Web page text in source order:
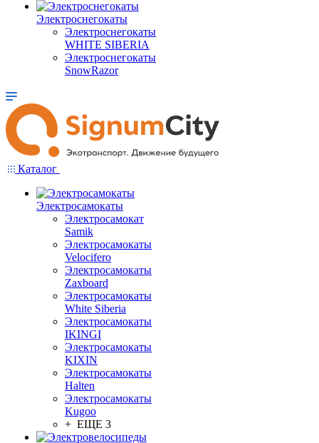
Электроснегокаты
Электроснегокаты
WHITE SIBERIA
Электроснегокаты
SnowRazor
Каталог
Электросамокаты
Электросамокат
Samik
Электросамокаты
Velocifero
Электросамокаты
Zaxboard
Электросамокаты
White Siberia
Электросамокаты
IKINGI
Электросамокаты
KIXIN
Электросамокаты
Halten
Электросамокаты
Kugoo
+ ЕЩЕ 3